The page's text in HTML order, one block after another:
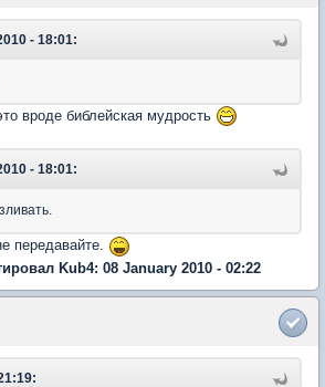
- 18:01:
вроде библейская мудрость
- 18:01:
передавайте.
Kub4: 08 January 2010 - 02:22